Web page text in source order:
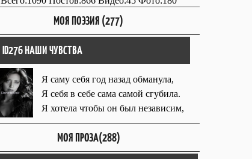
МОЯ ПОЭЗИЯ (277)
ID276 НАШИ ЧУВСТВА
Я саму себя год назад обманула,
Я себя в себе сама самой сгубила.
Я хотела чтобы он был независим,
МОЯ ПРОЗА(288)